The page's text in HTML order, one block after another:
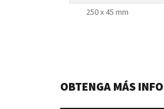
250 x 45 mm
OBTENGA MÁS